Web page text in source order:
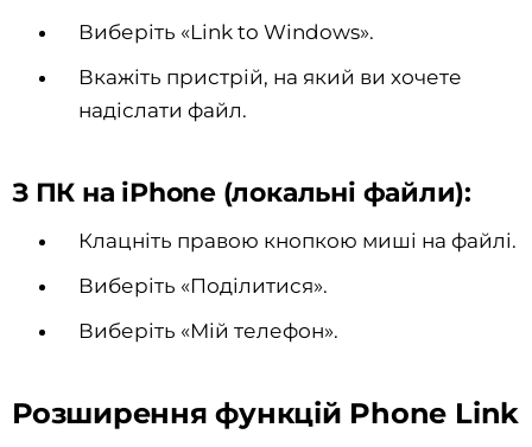
Виберіть «Link to Windows».
Вкажіть пристрій, на який ви хочете
надіслати файл.
З ПК на iPhone (локальні файли):
Клацніть правою кнопкою миші на файлі.
Виберіть «Поділитися».
Виберіть «Мій телефон».
Розширення функцій Phone Link